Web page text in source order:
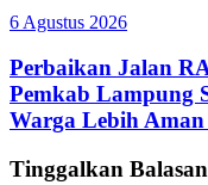
6 Agustus 2026
Perbaikan Jalan
Pemkab Lampung
Warga Lebih
Tinggalkan Balasan